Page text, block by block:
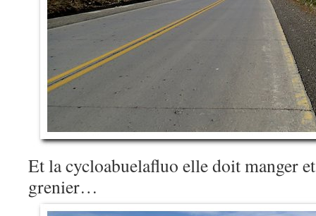
Et la cycloabuelafluo elle doit manger
grenier…